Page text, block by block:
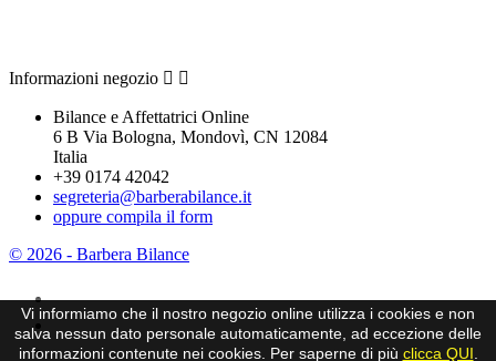
Vi informiamo che il nostro negozio online utilizza i cookies e non
salva nessun dato personale automaticamente, ad eccezione delle
informazioni contenute nei cookies. Per saperne di più clicca QUI
Informazioni negozio  
Bilance e Affettatrici Online
6 B Via Bologna, Mondovì, CN 12084
Italia
+39 0174 42042
segreteria@barberabilance.it
oppure compila il form
© 2026 - Barbera Bilance